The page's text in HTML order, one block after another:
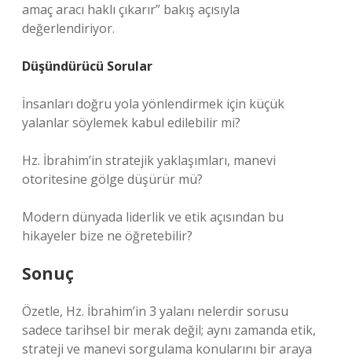
amaç aracı haklı çıkarır” bakış açısıyla
değerlendiriyor.
Düşündürücü Sorular
İnsanları doğru yola yönlendirmek için küçük
yalanlar söylemek kabul edilebilir mi?
Hz. İbrahim’in stratejik yaklaşımları, manevi
otoritesine gölge düşürür mü?
Modern dünyada liderlik ve etik açısından bu
hikayeler bize ne öğretebilir?
Sonuç
Özetle, Hz. İbrahim’in 3 yalanı nelerdir sorusu
sadece tarihsel bir merak değil; aynı zamanda etik,
strateji ve manevi sorgulama konularını bir araya